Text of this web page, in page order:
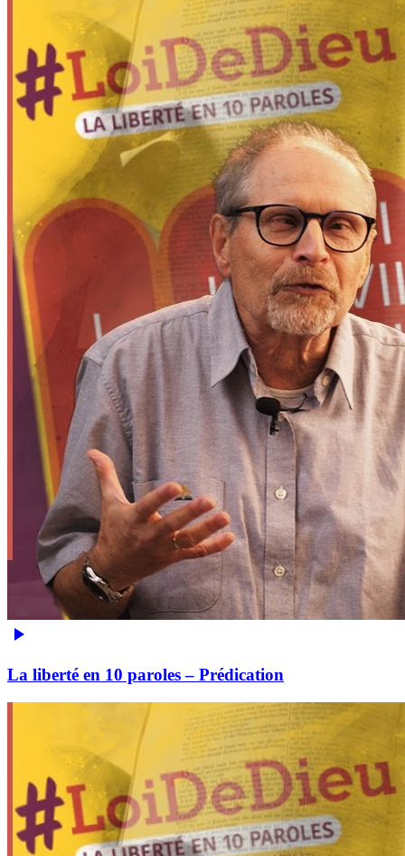
La liberté en 10 paroles – Prédication